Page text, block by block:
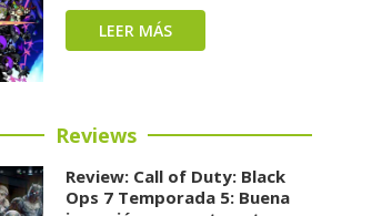
LEER MÁS
Reviews
Review: Call of Duty: Black
Ops 7 Temporada 5: Buena